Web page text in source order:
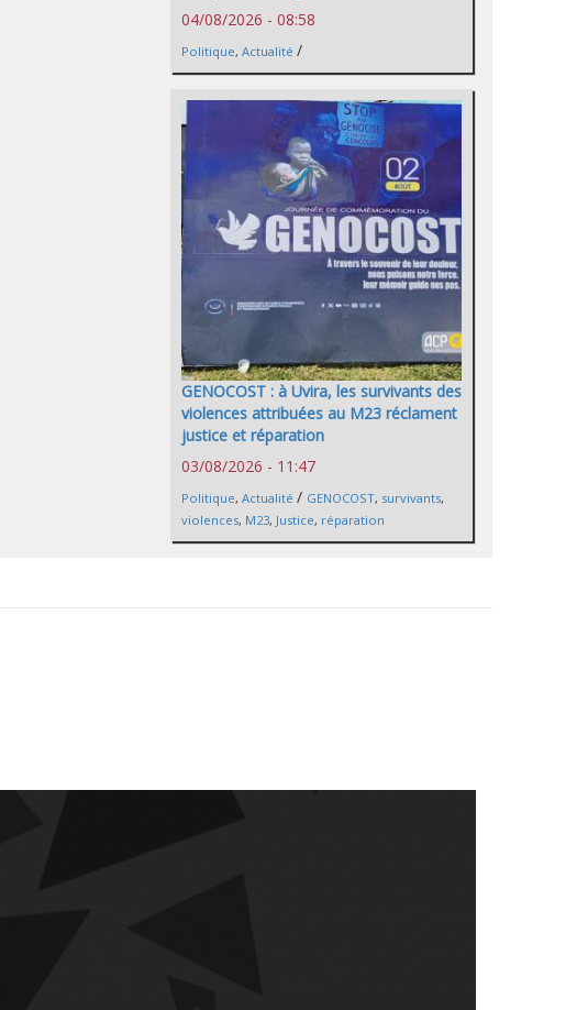
04/08/2026 - 08:58
Politique, Actualité /
GENOCOST : à Uvira, les survivants des
violences attribuées au M23 réclament
justice et réparation
03/08/2026 - 11:47
Politique, Actualité / GENOCOST, survivants,
violences, M23, Justice, réparation